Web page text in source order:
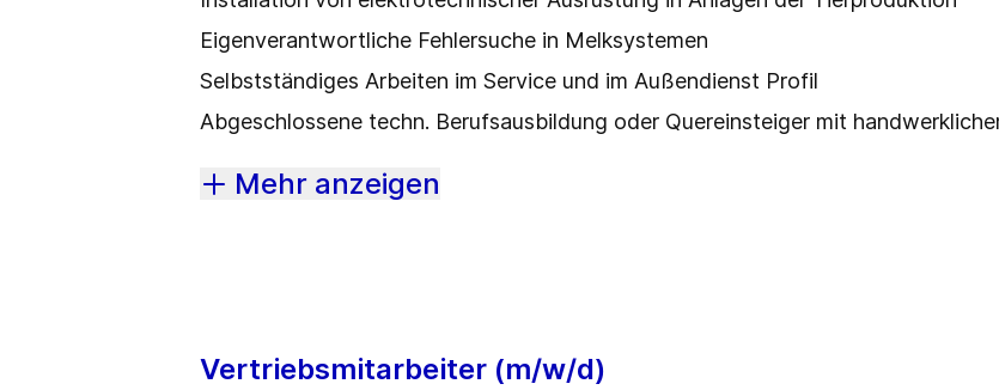
Eigenverantwortliche Fehlersuche in Melksystemen
Selbstständiges Arbeiten im Service und im Außendienst Profil
Abgeschlossene techn. Berufsausbildung oder Quereinsteiger mit
Mehr anzeigen
Vertriebsmitarbeiter (m/w/d)